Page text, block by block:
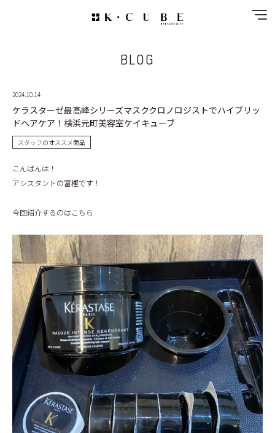
SPECIAL MENU
MENU
COUPON
GALLERY
RECRUIT
BLOG
BLOG
2024.10.14
ケラスターゼ最高峰シリーズマスククロノロジストでハイブリッ
ドヘアケア！横浜元町美容室ケイキューブ
スタッフのオススメ商品
こんばんは！
アシスタントの富樫です！
今回紹介するのはこちら